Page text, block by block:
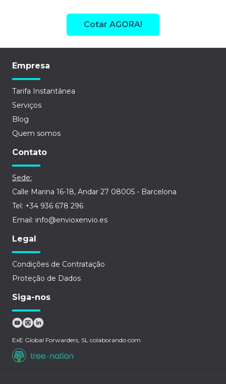
Cotar AGORA!
Empresa
Tarifa Instantânea
Serviços
Blog
Quem somos
Contato
Sede:
Calle Marina 16-18, Andar 27 08005 - Barcelona
Tel: +34 936 678 296
Email: info@envioxenvio.es
Legal
Condições de Contratação
Proteção de Dados
Siga-nos
ExE Global Forwarders, SL colaborando com